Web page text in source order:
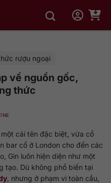
rượu ngoại
về nguồn gốc,
thức
một cái tên đặc biệt, vừa cổ
bar cổ ở London cho đến các
Gin luôn hiện diện như một
tạo. Dù không phổ biến tại
, nhưng ở phạm vi toàn cầu,